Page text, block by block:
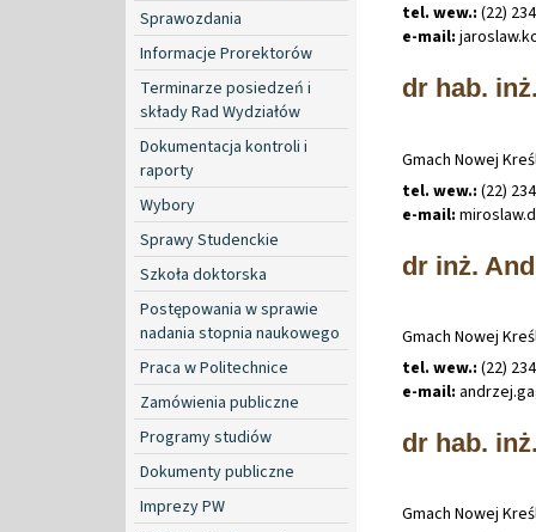
Sprawozdania
Informacje Prorektorów
Terminarze posiedzeń i
składy Rad Wydziałów
Dokumentacja kontroli i
raporty
Wybory
Sprawy Studenckie
Szkoła doktorska
Postępowania w sprawie
nadania stopnia naukowego
Praca w Politechnice
Zamówienia publiczne
Programy studiów
Dokumenty publiczne
Imprezy PW
tel. wew.: (22)
e-mail: jaroslaw.
dr hab.
Gmach Nowej
tel. wew.: (22)
e-mail: miroslaw.
dr inż.
Gmach Nowej
tel. wew.: (22)
e-mail: andrzej.
dr hab.
Gmach Nowej